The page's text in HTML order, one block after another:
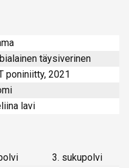
täysiverinen
poniniitty, 2021
lavi
3. sukupolvi